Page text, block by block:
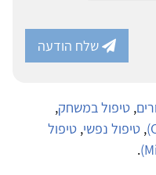
שלח הודעה
, טיפול במשחק,
, טיפול נפשי, טיפול
.